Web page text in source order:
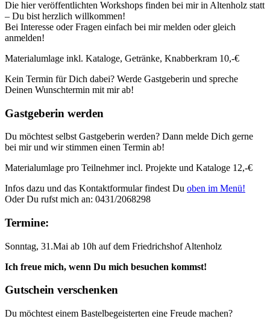
Die hier veröffentlichten Workshops finden bei mir in Altenholz statt
– Du bist herzlich willkommen!
Bei Interesse oder Fragen einfach bei mir melden oder gleich
anmelden!
Materialumlage inkl. Kataloge, Getränke, Knabberkram 10,-€
Kein Termin für Dich dabei? Werde Gastgeberin und spreche
Deinen Wunschtermin mit mir ab!
Gastgeberin werden
Du möchtest selbst Gastgeberin werden? Dann melde Dich gerne
bei mir und wir stimmen einen Termin ab!
Materialumlage pro Teilnehmer incl. Projekte und Kataloge 12,-€
Infos dazu und das Kontaktformular findest Du oben im Menü!
Oder Du rufst mich an: 0431/2068298
Termine:
Sonntag, 31.Mai ab 10h auf dem Friedrichshof Altenholz
Ich freue mich, wenn Du mich besuchen kommst!
Gutschein verschenken
Du möchtest einem Bastelbegeisterten eine Freude machen?